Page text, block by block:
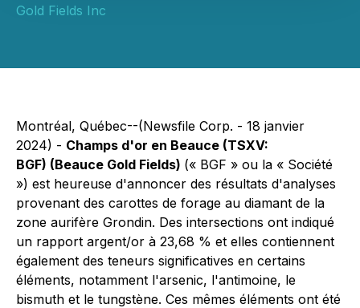
Gold Fields Inc
Montréal, Québec--(Newsfile Corp. - 18 janvier
2024) - Champs d'or en Beauce (TSXV:
BGF) (Beauce Gold Fields) (« BGF » ou la « Société
») est heureuse d'annoncer des résultats d'analyses
provenant des carottes de forage au diamant de la
zone aurifère Grondin. Des intersections ont indiqué
un rapport argent/or à 23,68 % et elles contiennent
également des teneurs significatives en certains
éléments, notamment l'arsenic, l'antimoine, le
bismuth et le tungstène. Ces mêmes éléments ont été